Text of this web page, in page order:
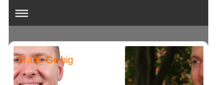
Frank Geibig